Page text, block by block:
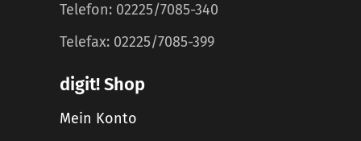
Telefon: 02225/7085-340
Telefax: 02225/7085-399
digit! Shop
Mein Konto